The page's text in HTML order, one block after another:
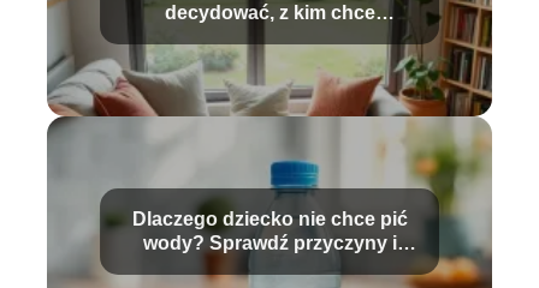
decydować, z kim chce
Dlaczego dziecko nie chce pić
wody? Sprawdź przyczyny i